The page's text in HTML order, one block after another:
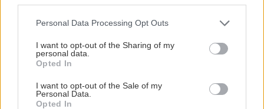
Personal Data Processing Opt Outs
I want to opt-out of the Sharing of my
personal data.
Opted In
I want to opt-out of the Sale of my
Personal Data.
Opted In
skialpovým terénom a kto na to má, vie vyjsť až na hrebeň (do
sedla Palone). Späť do Sella Nevea sa potom zjazduje po ceste,
ktorú v zime neudržiavajú. Vzhľadom na južnú orientáciu